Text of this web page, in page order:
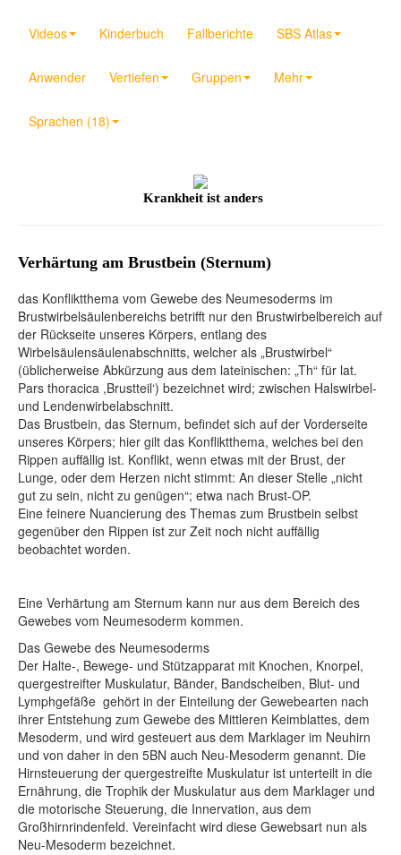
Videos Kinderbuch Fallberichte SBS Atlas
Anwender Vertiefen Gruppen Mehr
Sprachen (18)
Krankheit ist anders
Verhärtung am Brustbein (Sternum)
das Konfliktthema vom Gewebe des Neumesoderms im
Brustwirbelsäulenbereichs betrifft nur den Brustwirbelbereich auf
der Rückseite unseres Körpers, entlang des
Wirbelsäulensäulenabschnitts, welcher als „Brustwirbel“
(üblicherweise Abkürzung aus dem lateinischen: „Th“ für lat.
Pars thoracica ,Brustteil‘) bezeichnet wird; zwischen Halswirbel-
und Lendenwirbelabschnitt.
Das Brustbein, das Sternum, befindet sich auf der Vorderseite
unseres Körpers; hier gilt das Konfliktthema, welches bei den
Rippen auffällig ist. Konflikt, wenn etwas mit der Brust, der
Lunge, oder dem Herzen nicht stimmt: An dieser Stelle „nicht
gut zu sein, nicht zu genügen“; etwa nach Brust-OP.
Eine feinere Nuancierung des Themas zum Brustbein selbst
gegenüber den Rippen ist zur Zeit noch nicht auffällig
beobachtet worden.
Eine Verhärtung am Sternum kann nur aus dem Bereich des
Gewebes vom Neumesoderm kommen.
Das Gewebe des Neumesoderms
Der Halte-, Bewege- und Stützapparat mit Knochen, Knorpel,
quergestreifter Muskulatur, Bänder, Bandscheiben, Blut- und
Lymphgefäße gehört in der Einteilung der Gewebearten nach
ihrer Entstehung zum Gewebe des Mittleren Keimblattes, dem
Mesoderm, und wird gesteuert aus dem Marklager im Neuhirn
und von daher in den 5BN auch Neu-Mesoderm genannt. Die
Hirnsteuerung der quergestreifte Muskulatur ist unterteilt in die
Ernährung, die Trophik der Muskulatur aus dem Marklager und
die motorische Steuerung, die Innervation, aus dem
Großhirnrindenfeld. Vereinfacht wird diese Gewebsart nun als
Neu-Mesoderm bezeichnet.